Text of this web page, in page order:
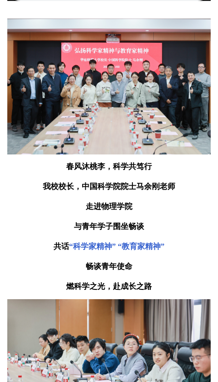
春风沐桃李，科学共笃行
我校校长，中国科学院院士马余刚老师
走进物理学院
与青年学子围坐畅谈
共话“科学家精神” “教育家精神”
畅谈青年使命
燃科学之光，赴成长之路